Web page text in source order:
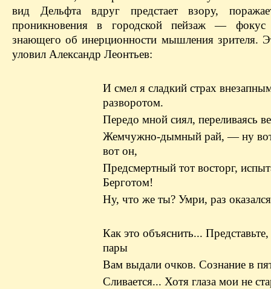
вид Дельфта вдруг предстает взору,
проникновения в городской пейзаж — фокус
знающего об инерционности мышления зрителя.
уловил Александр Леонтьев:
И смел я сладкий страх
разворотом.
Передо мной сиял, переливаясь
Жемчужно-дымный рай, — ну
вот он,
Предсмертный тот восторг,
Берготом!
Ну, что же ты? Умри, раз
Как это объяснить...
пары
Вам выдали очков. Сознание в
Сливается... Хотя глаза мои не